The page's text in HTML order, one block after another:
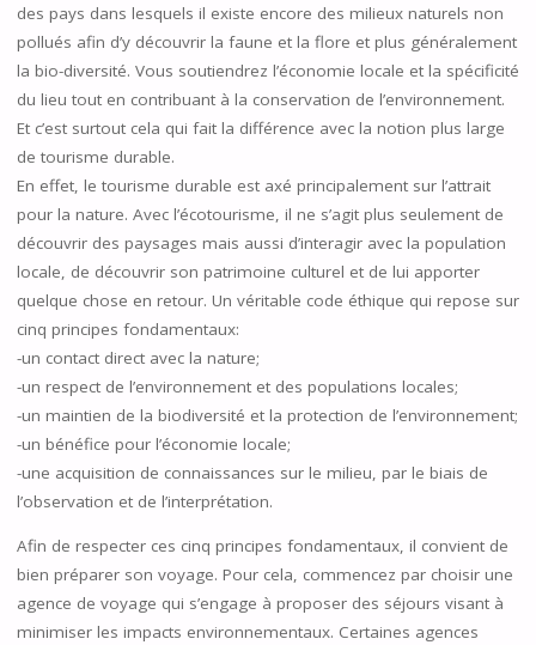
des pays dans lesquels il existe encore des milieux naturels non
pollués afin d’y découvrir la faune et la flore et plus généralement
la bio-diversité. Vous soutiendrez l’économie locale et la spécificité
du lieu tout en contribuant à la conservation de l’environnement.
Et c’est surtout cela qui fait la différence avec la notion plus large
de tourisme durable.
En effet, le tourisme durable est axé principalement sur l’attrait
pour la nature. Avec l’écotourisme, il ne s’agit plus seulement de
découvrir des paysages mais aussi d’interagir avec la population
locale, de découvrir son patrimoine culturel et de lui apporter
quelque chose en retour. Un véritable code éthique qui repose sur
cinq principes fondamentaux:
-un contact direct avec la nature;
-un respect de l’environnement et des populations locales;
-un maintien de la biodiversité et la protection de l’environnement;
-un bénéfice pour l’économie locale;
-une acquisition de connaissances sur le milieu, par le biais de
l’observation et de l’interprétation.
Afin de respecter ces cinq principes fondamentaux, il convient de
bien préparer son voyage. Pour cela, commencez par choisir une
agence de voyage qui s’engage à proposer des séjours visant à
minimiser les impacts environnementaux. Certaines agences